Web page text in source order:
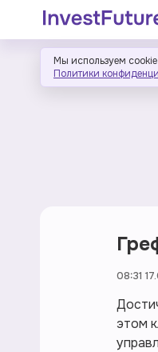
Мы используем
Политики
08:31
этом